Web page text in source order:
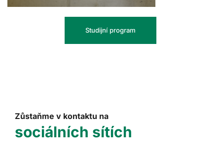
Studijní program
Zůstaňme v kontaktu na
sociálních sítích